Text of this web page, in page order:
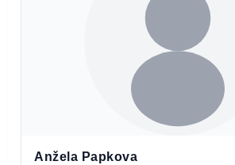
Anžela Papkova